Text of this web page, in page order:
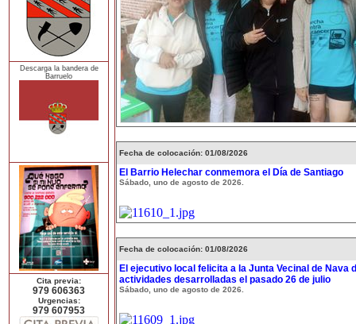
Descarga la bandera de
Barruelo
Cita previa:
979 606363
Urgencias:
979 607953
Fecha de colocación: 01/08/2026
El Barrio Helechar conmemora el Día de Santiago
Sábado, uno de agosto de 2026.
Fecha de colocación: 01/08/2026
El ejecutivo local felicita a la Junta Vecinal de Nava
actividades desarrolladas el pasado 26 de julio
Sábado, uno de agosto de 2026.